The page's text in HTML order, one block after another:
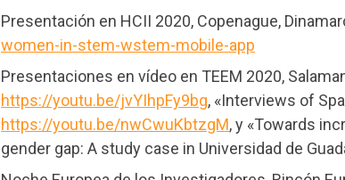
Presentación en HCII 2020, Copenague,
women-in-stem-wstem-mobile-app
Presentaciones en vídeo en TEEM 2020,
https://youtu.be/jvYIhpFy9bg, «Interviews of
https://youtu.be/nwCwuKbtzgM, y «Towards
gender gap: A study case in Universidad de